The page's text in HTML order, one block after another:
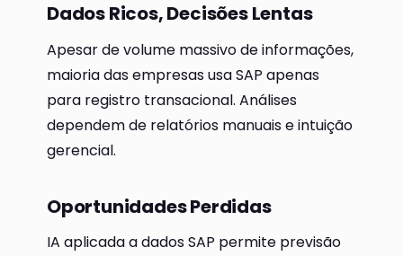
Dados Ricos, Decisões Lentas
Apesar de volume massivo de informações,
maioria das empresas usa SAP apenas
para registro transacional. Análises
dependem de relatórios manuais e intuição
gerencial.
Oportunidades Perdidas
IA aplicada a dados SAP permite previsão